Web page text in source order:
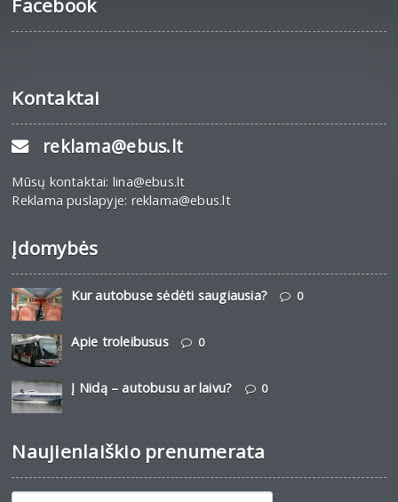
Facebook
Kontaktai
reklama@ebus.lt
Mūsų kontaktai: lina@ebus.lt
Reklama puslapyje: reklama@ebus.lt
Įdomybės
Kur autobuse sėdėti saugiausia? 0
Apie troleibusus 0
Į Nidą – autobusu ar laivu? 0
Naujienlaiškio prenumerata